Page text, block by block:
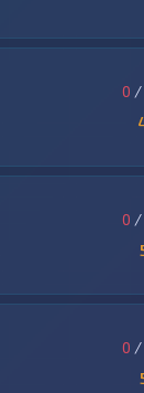
0 /
0 /
0 /